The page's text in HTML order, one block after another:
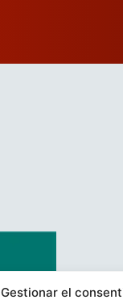
Gestionar el